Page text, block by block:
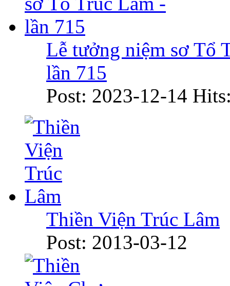
Lễ tưởng niệm sơ Tổ
lần 715
Post: 2023-12-14
Thiền Viện Trúc Lâm
Post: 2013-03-12